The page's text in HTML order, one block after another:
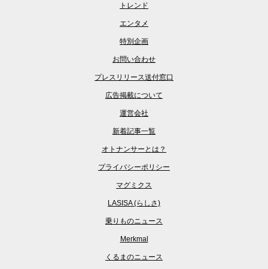
トレンド
エンタメ
特別企画
お問い合わせ
プレスリリース送付窓口
広告掲載について
運営会社
新着記事一覧
オトナンサーとは？
プライバシーポリシー
マグミクス
LASISA (らしさ)
乗りものニュース
Merkmal
くるまのニュース